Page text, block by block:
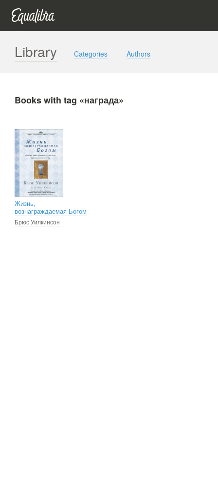
Library Categories Authors
Books with tag «награда»
Жизнь,
вознаграждаемая Богом
Брюс Уилкинсон